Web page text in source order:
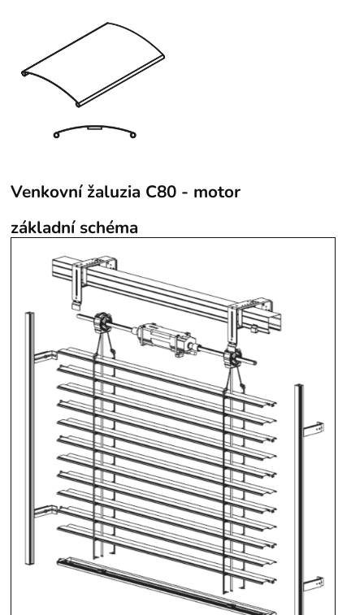
Venkovní žaluzia C80 - motor
základní schéma